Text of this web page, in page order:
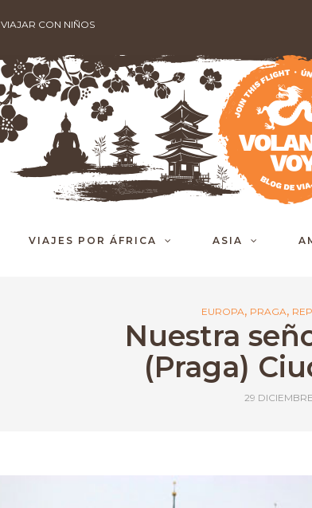
VIAJAR CON NIÑOS
VIAJES POR ÁFRICA ASIA
EUROPA, PRAGA,
Nuestra
(Praga)
29